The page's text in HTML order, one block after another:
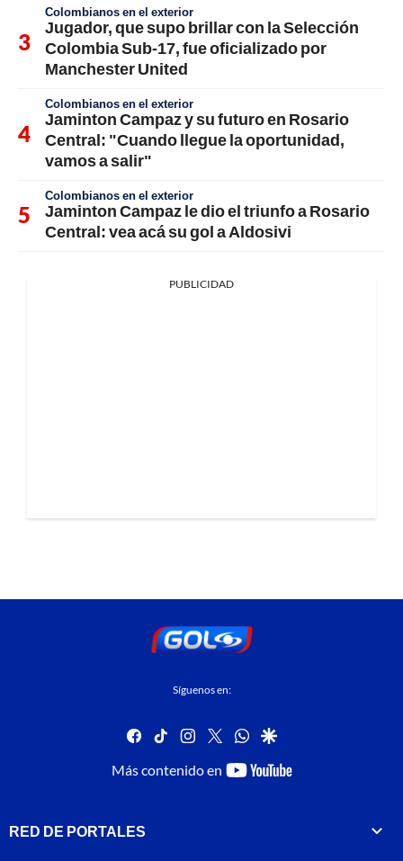
Colombianos en el exterior
Jugador, que supo brillar con la Selección
Colombia Sub-17, fue oficializado por
Manchester United
Colombianos en el exterior
Jaminton Campaz y su futuro en Rosario
Central: "Cuando llegue la oportunidad,
vamos a salir"
Colombianos en el exterior
Jaminton Campaz le dio el triunfo a Rosario
Central: vea acá su gol a Aldosivi
PUBLICIDAD
Síguenos en:
facebook
tiktok instagram
twitterwhatsapp
google
Más contenido en
youtube-
RED DE PORTALES